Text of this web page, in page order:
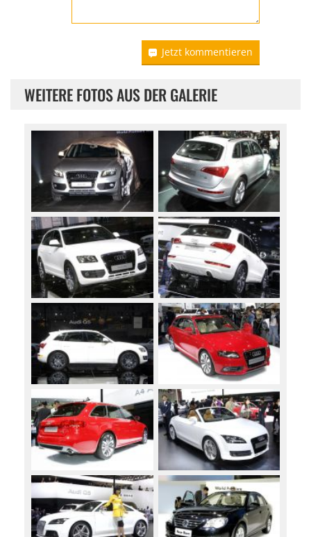
Jetzt kommentieren
WEITERE FOTOS AUS DER GALERIE